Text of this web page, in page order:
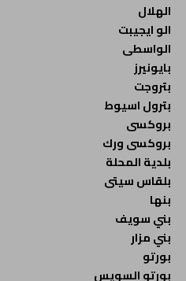
الهلال
الو ايجيبت
الواسطى
بايونيرز
بتروجت
بترول اسيوط
بروكسى
بروكسى ورك
بلدية المحلة
بلقاس سيتى
بنها
بني سويف
بني مزار
بورتو
بورتو السويس